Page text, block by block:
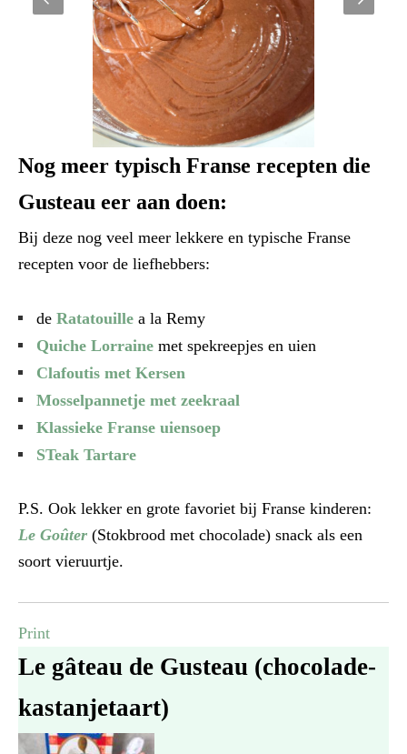
Nog meer typisch Franse recepten die
Gusteau eer aan doen:
Bij deze nog veel meer lekkere en typische Franse
recepten voor de liefhebbers:
de Ratatouille a la Remy
Quiche Lorraine met spekreepjes en uien
Clafoutis met Kersen
Mosselpannetje met zeekraal
Klassieke Franse uiensoep
STeak Tartare
P.S. Ook lekker en grote favoriet bij Franse kinderen:
Le Goûter (Stokbrood met chocolade) snack als een
soort vieruurtje.
Print
Le gâteau de Gusteau (chocolade-
kastanjetaart)